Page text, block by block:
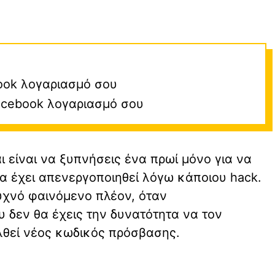
λογαριασμό σου
λογαριασμό σου
είναι να ξυπνήσεις ένα πρωί μόνο για να
έχει απενεργοποιηθεί λόγω κάποιου hack.
φαινόμενο πλέον, όταν
δεν θα έχεις την δυνατότητα να τον
νέος κωδικός πρόσβασης.